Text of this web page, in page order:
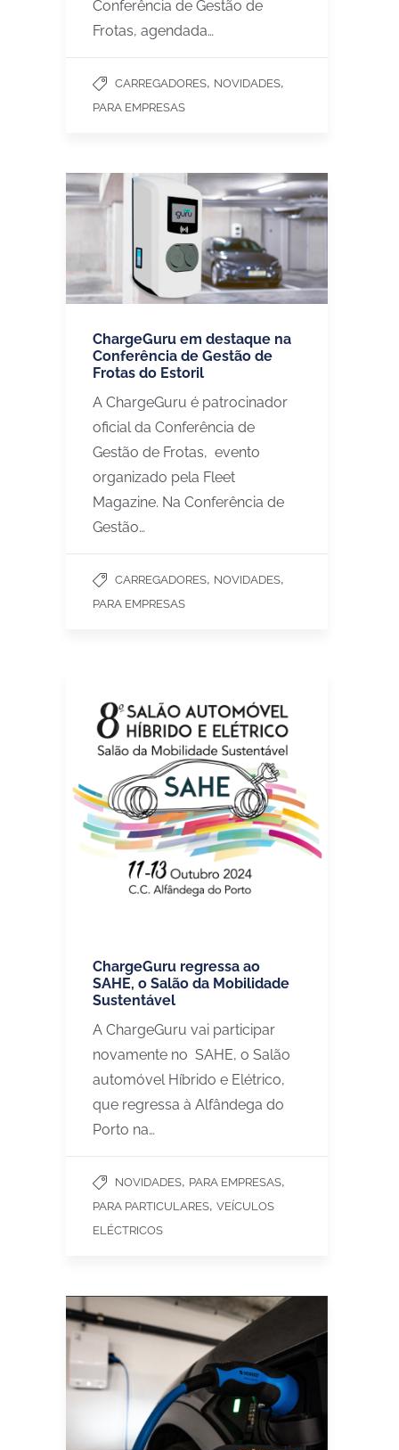
Conferência de Gestão de
Frotas, agendada…
CARREGADORES, NOVIDADES,
PARA EMPRESAS
ChargeGuru em destaque na
Conferência de Gestão de
Frotas do Estoril
A ChargeGuru é patrocinador
oficial da Conferência de
Gestão de Frotas, evento
organizado pela Fleet
Magazine. Na Conferência de
Gestão…
CARREGADORES, NOVIDADES,
PARA EMPRESAS
ChargeGuru regressa ao
SAHE, o Salão da Mobilidade
Sustentável
A ChargeGuru vai participar
novamente no SAHE, o Salão
automóvel Híbrido e Elétrico,
que regressa à Alfândega do
Porto na…
NOVIDADES, PARA EMPRESAS,
PARA PARTICULARES, VEÍCULOS
ELÉCTRICOS